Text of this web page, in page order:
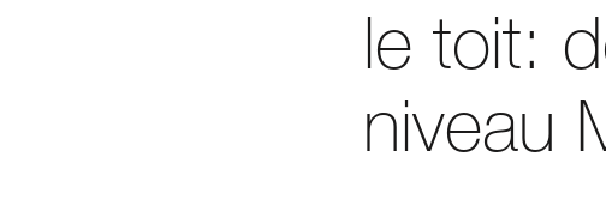
le toit:
niveau